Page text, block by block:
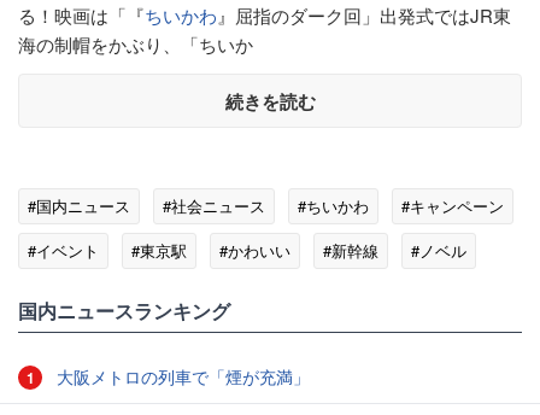
る！映画は「『ちいかわ 』屈指のダーク回」出発式ではJR東
海の制帽をかぶり、「ちいか
続きを読む
#国内ニュース #社会ニュース #ちいかわ
#キャンペーン
#イベント
#東京駅 #かわいい #新幹線 #ノベル
国内ニュースランキング
1 大阪メトロの列車で「煙が充満」